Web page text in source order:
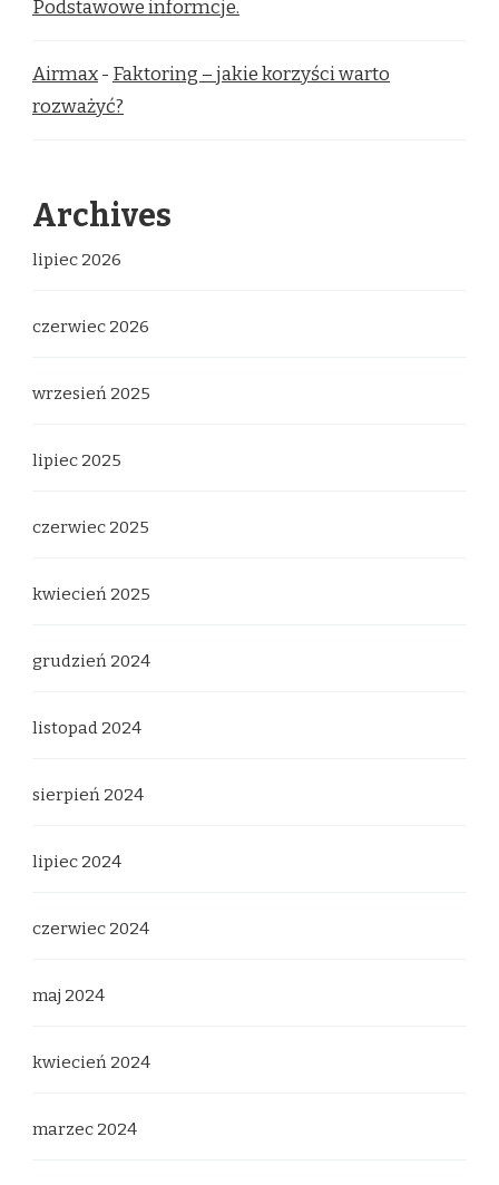
Podstawowe informcje.
Airmax- Faktoring – jakie korzyści warto
rozważyć?
Archives
lipiec 2026
czerwiec 2026
wrzesień 2025
lipiec 2025
czerwiec 2025
kwiecień 2025
grudzień 2024
listopad 2024
sierpień 2024
lipiec 2024
czerwiec 2024
maj 2024
kwiecień 2024
marzec 2024